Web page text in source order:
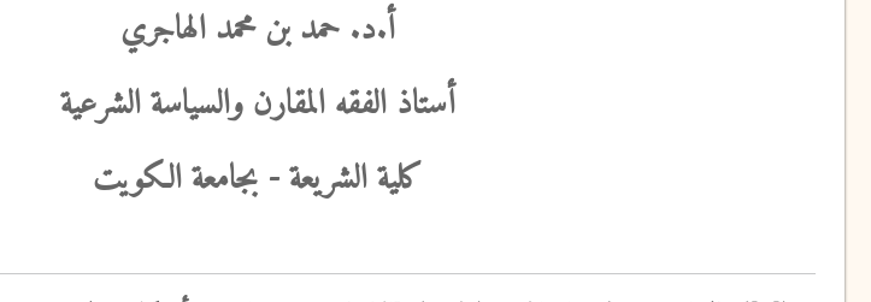
أ.د. حمد بن محمد الهاجري
أستاذ الفقه المقارن والسياسة الشرعية
كلية الشريعة - بجامعة الكويت